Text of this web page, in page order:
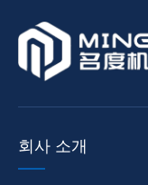
회사 소개